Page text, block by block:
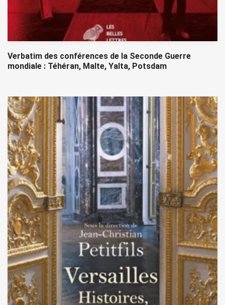
Verbatim des conférences de la Seconde Guerre
mondiale : Téhéran, Malte, Yalta, Potsdam